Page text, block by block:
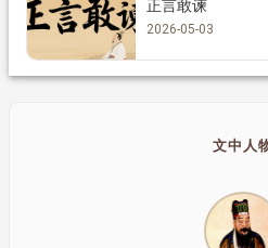
正言敢谏
2026-05-03
文中人